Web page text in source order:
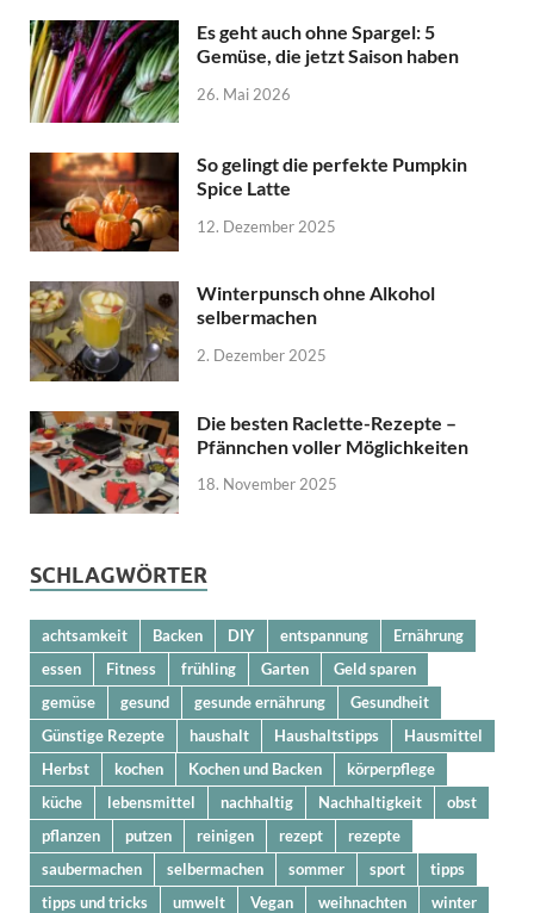
Es geht auch ohne Spargel: 5
Gemüse, die jetzt Saison haben
26. Mai 2026
So gelingt die perfekte Pumpkin
Spice Latte
12. Dezember 2025
Winterpunsch ohne Alkohol
selbermachen
2. Dezember 2025
Die besten Raclette-Rezepte –
Pfännchen voller Möglichkeiten
18. November 2025
SCHLAGWÖRTER
achtsamkeit Backen DIY entspannung
Ernährung
essen
Fitness frühling Garten
Geld sparen
gemüse
gesund gesunde ernährung
Gesundheit
Günstige Rezepte
haushalt Haushaltstipps
Hausmittel
Herbst
kochen Kochen und Backen
körperpflege
küche
lebensmittel nachhaltig Nachhaltigkeit
obst
pflanzen
putzen reinigen rezept
rezepte
saubermachen
selbermachen sommer sport
tipps
tipps und tricks
umwelt Vegan weihnachten
winter